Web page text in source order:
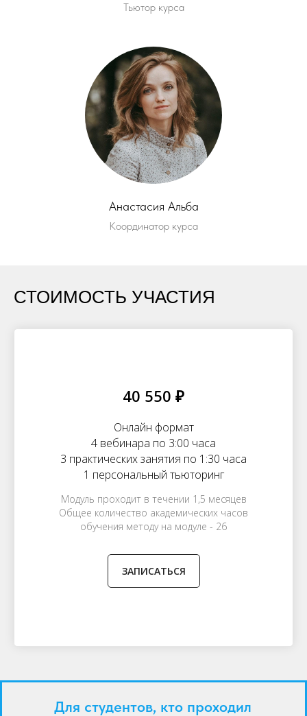
Тьютор курса
Анастасия Альба
Координатор курса
СТОИМОСТЬ УЧАСТИЯ
40 550 ₽
Онлайн формат
4 вебинара по 3:00 часа
3 практических занятия по 1:30 часа
1 персональный тьюторинг
Модуль проходит в течении 1,5 месяцев
Oбщее количество академических часов
обучения методу на модуле - 26
ЗАПИСАТЬСЯ
Для студентов, кто проходил